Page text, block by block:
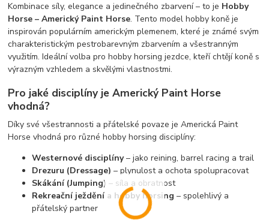
Kombinace síly, elegance a jedinečného zbarvení – to je Hobby
Horse – Americký Paint Horse. Tento model hobby koně je
inspirován populárním americkým plemenem, které je známé svým
charakteristickým pestrobarevným zbarvením a všestranným
využitím. Ideální volba pro hobby horsing jezdce, kteří chtějí koně s
výrazným vzhledem a skvělými vlastnostmi.
Pro jaké disciplíny je Americký Paint Horse
vhodná?
Díky své všestrannosti a přátelské povaze je Americká Paint
Horse vhodná pro různé hobby horsing disciplíny:
Westernové disciplíny– jako reining, barrel racing a trail
Drezuru (Dressage) – plynulost a ochota spolupracovat
Skákání (Jumping) – síla a obratnost
Rekreační ježdění a hobby horsing – spolehlivý a
přátelský partner